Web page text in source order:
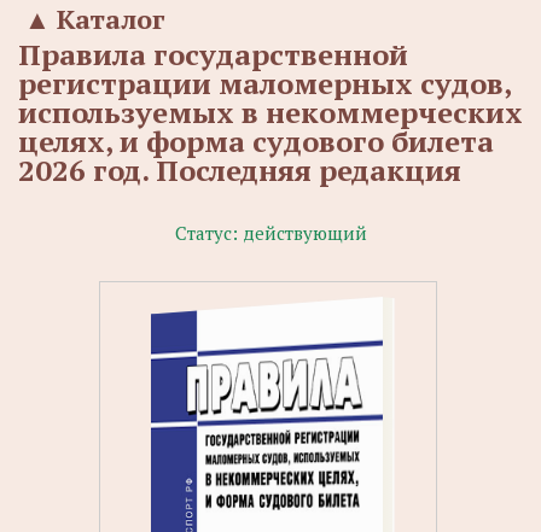
Каталог
▲
Правила государственной
регистрации маломерных судов,
используемых в некоммерческих
целях, и форма судового билета
2026 год. Последняя редакция
Статус: действующий